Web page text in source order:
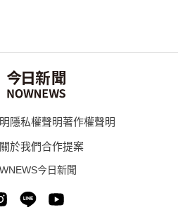
隱私權聲明著作權聲明
關於我們合作提案
今日新聞